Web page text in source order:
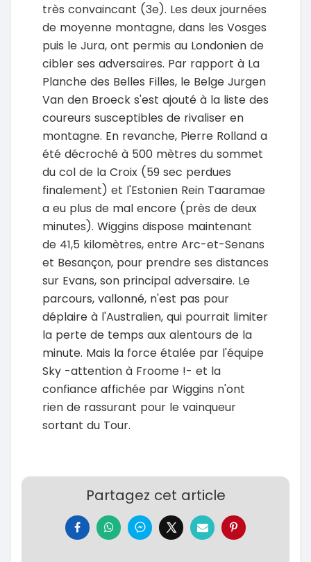
très convaincant (3e). Les deux journées
de moyenne montagne, dans les Vosges
puis le Jura, ont permis au Londonien de
cibler ses adversaires. Par rapport à La
Planche des Belles Filles, le Belge Jurgen
Van den Broeck s'est ajouté à la liste des
coureurs susceptibles de rivaliser en
montagne. En revanche, Pierre Rolland a
été décroché à 500 mètres du sommet
du col de la Croix (59 sec perdues
finalement) et l'Estonien Rein Taaramae
a eu plus de mal encore (près de deux
minutes). Wiggins dispose maintenant
de 41,5 kilomètres, entre Arc-et-Senans
et Besançon, pour prendre ses distances
sur Evans, son principal adversaire. Le
parcours, vallonné, n'est pas pour
déplaire à l'Australien, qui pourrait limiter
la perte de temps aux alentours de la
minute. Mais la force étalée par l'équipe
Sky -attention à Froome !- et la
confiance affichée par Wiggins n'ont
rien de rassurant pour le vainqueur
sortant du Tour.
Partagez cet article